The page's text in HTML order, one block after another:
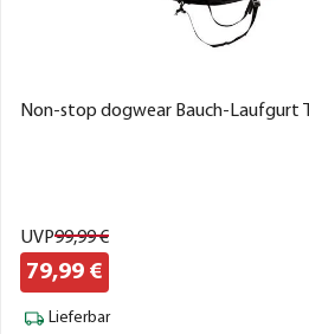
Non-stop dogwear Bauch-Laufgurt
UVP99,99€
79,99 €
Lieferbar